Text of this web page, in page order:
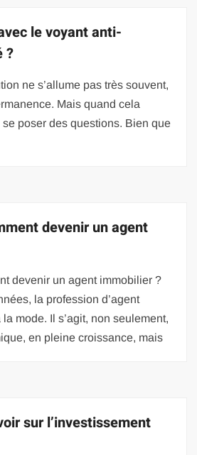
le voyant anti-
?
ne s’allume pas très souvent,
Mais quand cela
poser des questions. Bien que
devenir un agent
devenir un agent immobilier ?
la profession d’agent
mode. Il s’agit, non seulement,
en pleine croissance, mais
sur l’investissement